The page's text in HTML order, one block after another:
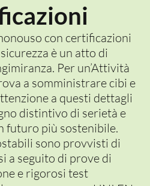
con certificazioni
è un atto di
Per un’Attività
a somministrare cibi e
a questi dettagli
distintivo di serietà e
futuro più sostenibile.
sono provvisti di
a seguito di prove di
e rigorosi test